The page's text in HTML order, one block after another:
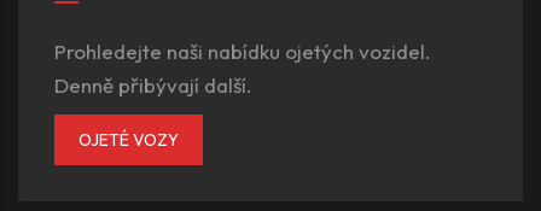
Prohledejte naši nabídku ojetých vozidel.
Denně přibývají další.
OJETÉ VOZY